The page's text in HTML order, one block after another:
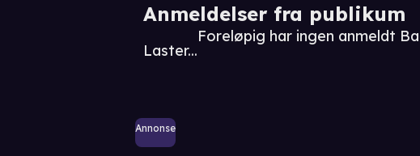
Anmeldelser fra publikum
Laster...
Foreløpig har ingen anmeldt
Annonse